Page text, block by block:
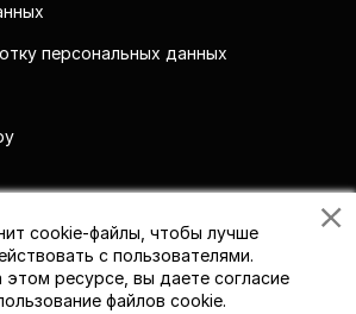
персональных данных
cookie-файлы, чтобы лучше
с пользователями.
этом ресурсе, вы даете согласие
файлов cookie.